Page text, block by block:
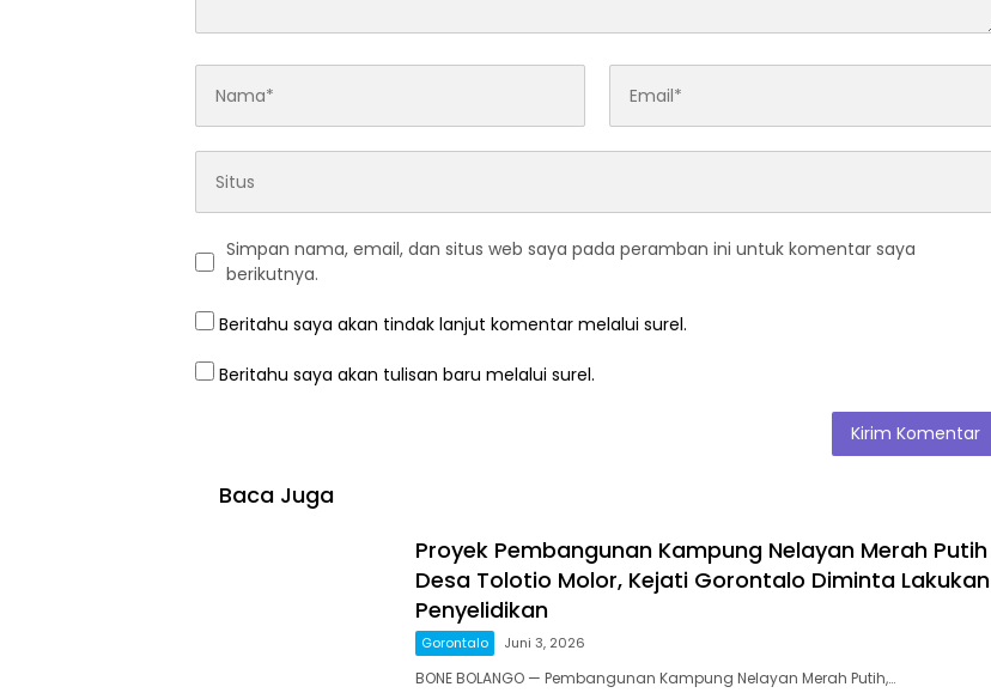
Simpan nama, email, dan situs web saya pada peramban ini untuk komentar saya
berikutnya.
Beritahu saya akan tindak lanjut komentar melalui surel.
Beritahu saya akan tulisan baru melalui surel.
Baca Juga
Proyek Pembangunan Kampung Nelayan Merah Putih
Desa Tolotio Molor, Kejati Gorontalo Diminta Lakukan
Penyelidikan
Gorontalo Juni 3, 2026
BONE BOLANGO — Pembangunan Kampung Nelayan Merah Putih,…